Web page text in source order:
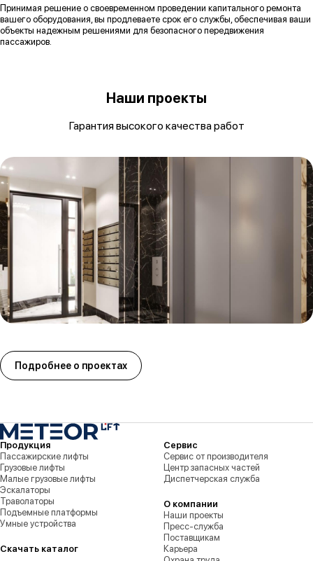
Принимая решение о своевременном проведении капитального ремонта
вашего оборудования, вы продлеваете срок его службы, обеспечивая ваши
объекты надежным решениями для безопасного передвижения
пассажиров.
Наши проекты
Гарантия высокого качества работ
Подробнее о проектах
Продукция
Пассажирские лифты
Грузовые лифты
Малые грузовые лифты
Эскалаторы
Траволаторы
Подъемные платформы
Умные устройства
Скачать каталог
Сервис
Сервис от производителя
Центр запасных частей
Диспетчерская служба
О компании
Наши проекты
Пресс-служба
Поставщикам
Карьера